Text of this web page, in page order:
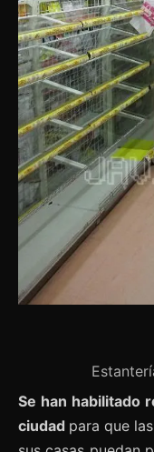
Se han habilitado
ciudad para que